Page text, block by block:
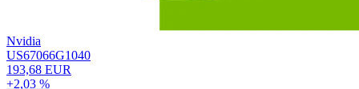
Nvidia
US67066G1040
193,68 EUR
+2,03 %